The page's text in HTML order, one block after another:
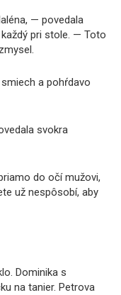
— povedala
pri stole. — Toto
a pohŕdavo
svokra
do očí mužovi,
už nespôsobí, aby
Dominika s
na tanier. Petrova